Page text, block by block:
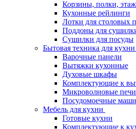
Корзины, полки,
Кухонные рейлинги
Лотки для столовых
Поддоны для
Сушилки для посуды
Бытовая техника для кухни
Варочные панели
Вытяжки кухонные
Духовые шкафы
Комплектующие к
Микроволновые
Посудомоечные
Мебель для кухни
Готовые кухни
Комплектующие к